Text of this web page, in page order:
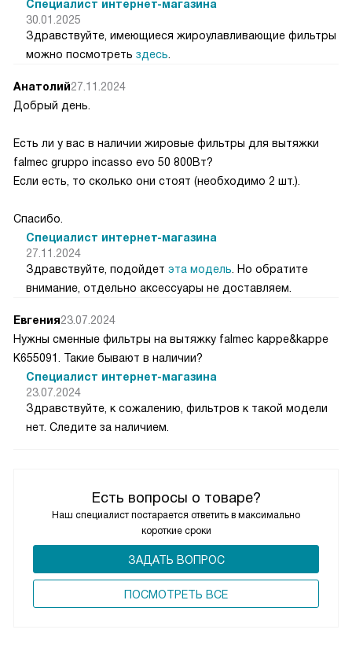
Есть вопросы о товаре?
Наш специалист постарается ответить в максимально
короткие сроки
ЗАДАТЬ ВОПРОС
ПОCМОТРЕТЬ ВСЕ
Специалист интернет-магазина
30.01.2025
Здравствуйте, имеющиеся жироулавливающие фильтры
можно посмотреть здесь
Анатолий27.11.2024
Добрый день.
Есть ли у вас в наличии жировые фильтры для вытяжки
falmec gruppo incasso evo 50 800Вт?
Если есть, то сколько они стоят (необходимо 2 шт.).
Спасибо.
Специалист интернет-магазина
27.11.2024
Здравствуйте, подойдет эта модель . Но обратите
внимание, отдельно аксессуары не доставляем.
Евгения23.07.2024
Нужны сменные фильтры на вытяжку falmec kappe&kappe
K655091. Такие бывают в наличии?
Специалист интернет-магазина
23.07.2024
Здравствуйте, к сожалению, фильтров к такой модели
нет. Следите за наличием.